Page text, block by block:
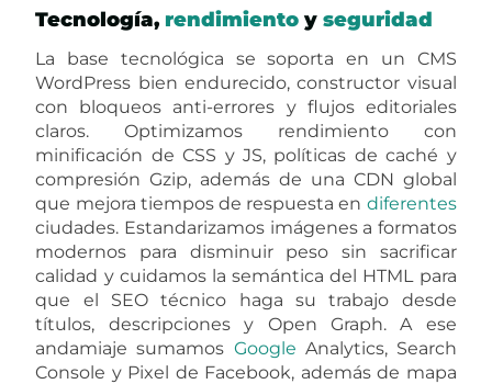
Tecnología, rendimiento yseguridad
La base tecnológica se soporta en un CMS
WordPress bien endurecido, constructor visual
con bloqueos anti-errores y flujos editoriales
claros. Optimizamos rendimiento con
minificación de CSS y JS, políticas de caché y
compresión Gzip, además de una CDN global
que mejora tiempos de respuesta en diferentes
ciudades. Estandarizamos imágenes a formatos
modernos para disminuir peso sin sacrificar
calidad y cuidamos la semántica del HTML para
que el SEO técnico haga su trabajo desde
títulos, descripciones y Open Graph. A ese
andamiaje sumamos Google Analytics, Search
Console y Pixel de Facebook, además de mapa